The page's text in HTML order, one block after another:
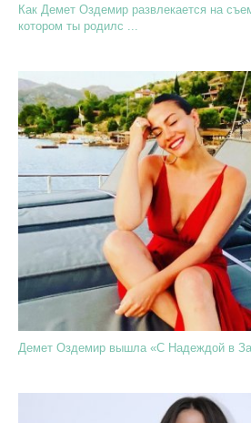
Как Демет Оздемир развлекается на
котором ты родилс ...
Демет Оздемир вышла «С Надеждой в